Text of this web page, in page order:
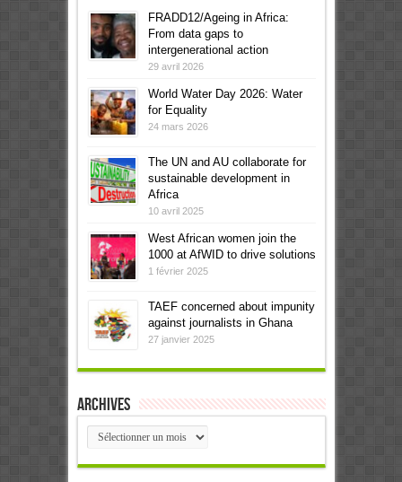
FRADD12/Ageing in Africa:
From data gaps to
intergenerational action
29 avril 2026
World Water Day 2026: Water
for Equality
24 mars 2026
The UN and AU collaborate for
sustainable development in
Africa
10 avril 2025
West African women join the
1000 at AfWID to drive solutions
1 février 2025
TAEF concerned about impunity
against journalists in Ghana
27 janvier 2025
Archives
Archives